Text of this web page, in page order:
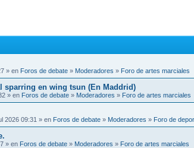
» en Foros de debate » Moderadores » Foro de artes marciales
sparring en wing tsun (En Maddrid)
» en Foros de debate » Moderadores » Foro de artes marciales
2026 09:31 » en Foros de debate » Moderadores » Foro de
» en Foros de debate » Moderadores » Foro de artes marciales